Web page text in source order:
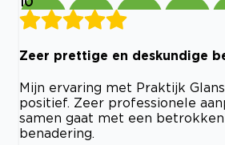
Zeer prettige en deskundige
Mijn ervaring met Praktijk
positief. Zeer professionele
samen gaat met een
benadering.